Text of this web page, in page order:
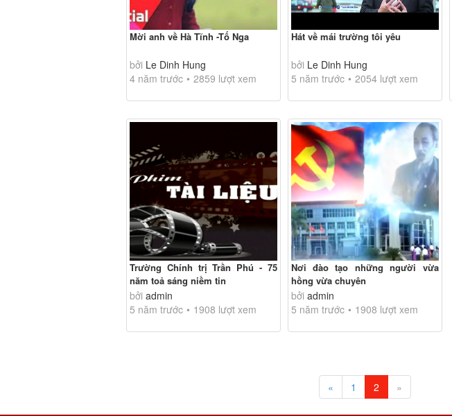
Mời anh về Hà Tĩnh -Tố Nga
bởi Le Dinh Hung
4 năm trước
2859 lượt xem
Hát về mái trường tôi yêu
bởi Le Dinh Hung
5 năm trước
2054 lượt xem
Trường Chính trị Trần Phú - 75
năm toả sáng niềm tin
bởi admin
5 năm trước
1908 lượt xem
Nơi đào tạo những người vừa
hồng vừa chuyên
bởi admin
5 năm trước
1908 lượt xem
« 1 2 »